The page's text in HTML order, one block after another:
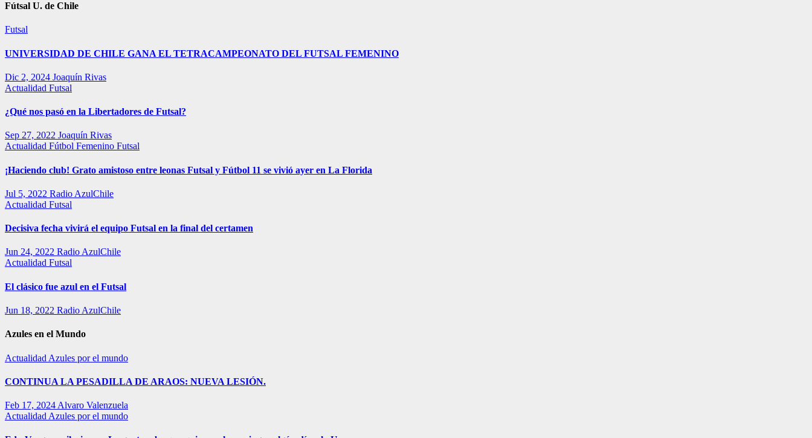
Fútsal U. de Chile
Futsal
UNIVERSIDAD DE CHILE GANA EL TETRACAMPEONATO DEL FUTSAL FEMENINO
Dic 2, 2024 Joaquín Rivas
Actualidad Futsal
¿Qué nos pasó en la Libertadores de Futsal?
Sep 27, 2022 Joaquín Rivas
Actualidad Fútbol Femenino Futsal
¡Haciendo club! Grato amistoso entre leonas Futsal y Fútbol 11 se vivió ayer en La Florida
Jul 5, 2022 Radio AzulChile
Actualidad Futsal
Decisiva fecha vivirá el equipo Futsal en la final del certamen
Jun 24, 2022 Radio AzulChile
Actualidad Futsal
El clásico fue azul en el Futsal
Jun 18, 2022 Radio AzulChile
Azules en el Mundo
Actualidad Azules por el mundo
CONTINUA LA PESADILLA DE ARAOS: NUEVA LESIÓN.
Feb 17, 2024 Alvaro Valenzuela
Actualidad Azules por el mundo